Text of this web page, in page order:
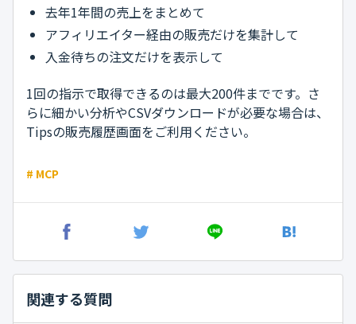
去年1年間の売上をまとめて
アフィリエイター経由の販売だけを集計して
入金待ちの注文だけを表示して
1回の指示で取得できるのは最大200件までです。さ
らに細かい分析やCSVダウンロードが必要な場合は、
Tipsの販売履歴画面をご利用ください。
# MCP
関連する質問